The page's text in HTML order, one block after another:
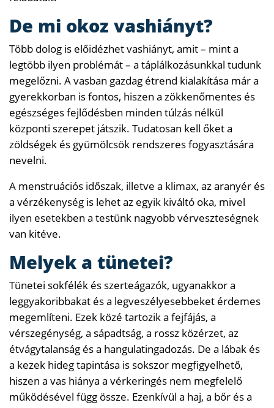
De mi okoz vashiányt?
Több dolog is előidézhet vashiányt, amit – mint a
legtöbb ilyen problémát – a táplálkozásunkkal tudunk
megelőzni. A vasban gazdag étrend kialakítása már a
gyerekkorban is fontos, hiszen a zökkenőmentes és
egészséges fejlődésben minden túlzás nélkül
központi szerepet játszik. Tudatosan kell őket a
zöldségek és gyümölcsök rendszeres fogyasztására
nevelni.
A menstruációs időszak, illetve a klimax, az aranyér és
a vérzékenység is lehet az egyik kiváltó oka, mivel
ilyen esetekben a testünk nagyobb vérveszteségnek
van kitéve.
Melyek a tünetei?
Tünetei sokfélék és szerteágazók, ugyanakkor a
leggyakoribbakat és a legveszélyesebbeket érdemes
megemlíteni. Ezek közé tartozik a fejfájás, a
vérszegénység, a sápadtság, a rossz közérzet, az
étvágytalanság és a hangulatingadozás. De a lábak és
a kezek hideg tapintása is sokszor megfigyelhető,
hiszen a vas hiánya a vérkeringés nem megfelelő
működésével függ össze. Ezenkívül a haj, a bőr és a